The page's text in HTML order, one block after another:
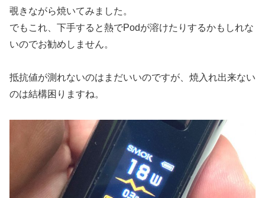
覗きながら焼いてみました。
でもこれ、下手すると熱でPodが溶けたりするかもしれな
いのでお勧めしません。
抵抗値が測れないのはまだいいのですが、焼入れ出来ない
のは結構困りますね。